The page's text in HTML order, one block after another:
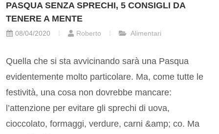
PASQUA SENZA SPRECHI, 5 CONSIGLI DA
TENERE A MENTE
08/04/2020 Roberto Alimentari
Quella che si sta avvicinando sarà una Pasqua
evidentemente molto particolare. Ma, come tutte le
festività, una cosa non dovrebbe mancare:
l’attenzione per evitare gli sprechi di uova,
cioccolato, formaggi, verdure, carni &amp; co. Ma